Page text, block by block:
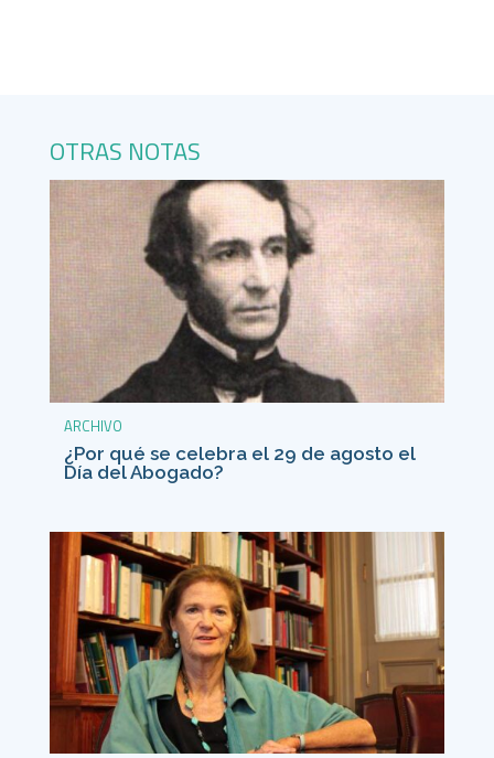
OTRAS NOTAS
ARCHIVO
¿Por qué se celebra el 29 de agosto el
Día del Abogado?